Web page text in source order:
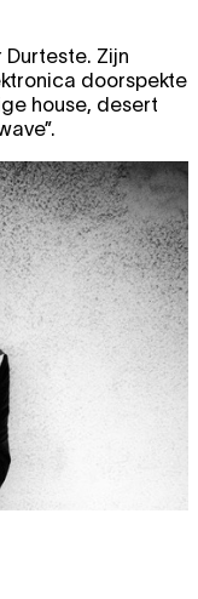
Durteste. Zijn
doorspekte
house, desert